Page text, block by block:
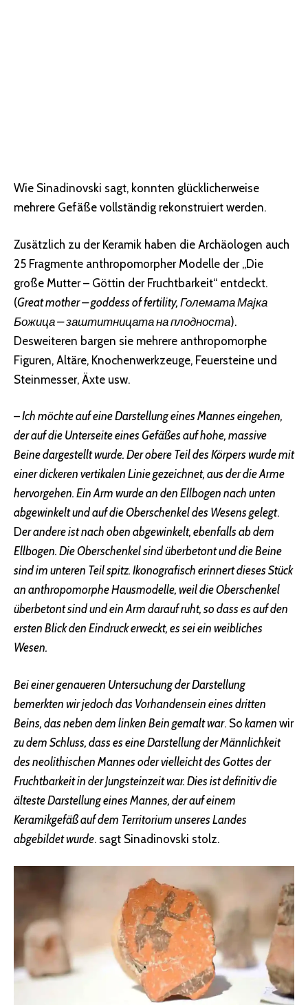
Wie Sinadinovski sagt, konnten glücklicherweise
mehrere Gefäße vollständig rekonstruiert werden.
Zusätzlich zu der Keramik haben die Archäologen auch
25 Fragmente anthropomorpher Modelle der „Die
große Mutter – Göttin der Fruchtbarkeit“ entdeckt.
(Great mother – goddess of fertility, Големата Мајка
Божица – заштитницата на плодноста).
Desweiteren bargen sie mehrere anthropomorphe
Figuren, Altäre, Knochenwerkzeuge, Feuersteine und
Steinmesser, Äxte usw.
–Ich möchte auf eine Darstellung eines Mannes eingehen,
der auf die Unterseite eines Gefäßes auf hohe, massive
Beine dargestellt wurde. Der obere Teil des Körpers wurde mit
einer dickeren vertikalen Linie gezeichnet, aus der die Arme
hervorgehen. Ein Arm wurde an den Ellbogen nach unten
abgewinkelt und auf die Oberschenkel des Wesens gelegt.
Der andere ist nach oben abgewinkelt, ebenfalls ab dem
Ellbogen. Die Oberschenkel sind überbetont und die Beine
sind im unteren Teil spitz. Ikonografisch erinnert dieses Stück
an anthropomorphe Hausmodelle, weil die Oberschenkel
überbetont sind und ein Arm darauf ruht, so dass es auf den
ersten Blick den Eindruck erweckt, es sei ein weibliches
Wesen.
Bei einer genaueren Untersuchung der Darstellung
bemerkten wir jedoch das Vorhandensein eines dritten
Beins, das neben dem linken Bein gemalt war. So kamen wir
zu dem Schluss, dass es eine Darstellung der Männlichkeit
des neolithischen Mannes oder vielleicht des Gottes der
Fruchtbarkeit in der Jungsteinzeit war. Dies ist definitiv die
älteste Darstellung eines Mannes, der auf einem
Keramikgefäß auf dem Territorium unseres Landes
abgebildet wurde. sagt Sinadinovski stolz.